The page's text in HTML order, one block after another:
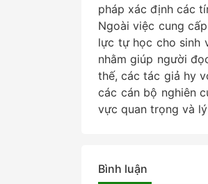
pháp xác định các
Ngoài việc cung
lực tự học cho sinh
nhằm giúp người
thế, các tác giả hy
các cán bộ nghiên
vực quan trọng và
Bình luận